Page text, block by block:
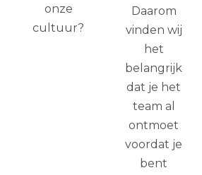
onze
cultuur?
Daarom
vinden wij
het
belangrijk
dat je het
team al
ontmoet
voordat je
bent